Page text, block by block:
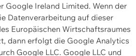
Google Ireland Limited. Wenn der
Datenverarbeitung auf dieser
Europäischen Wirtschaftsraumes
dann erfolgt die Google Analytics
Google LLC. Google LLC und